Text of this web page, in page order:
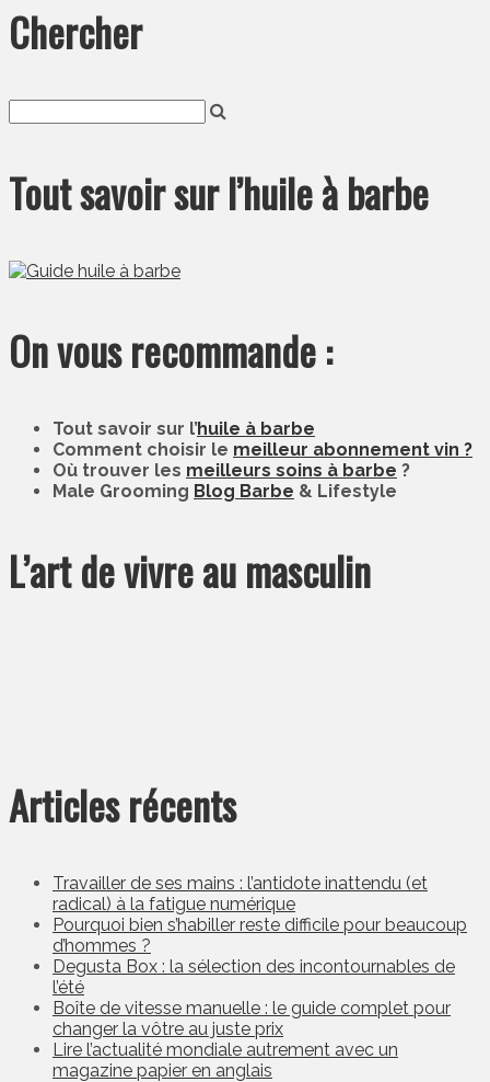
Chercher
Tout savoir sur l’huile à barbe
On vous recommande :
Tout savoir sur l’huile à barbe
Comment choisir le meilleur abonnement vin ?
Où trouver les meilleurs soins à barbe ?
Male Grooming Blog Barbe & Lifestyle
L’art de vivre au masculin
Articles récents
Travailler de ses mains : l’antidote inattendu (et
radical) à la fatigue numérique
Pourquoi bien s’habiller reste difficile pour beaucoup
d’hommes ?
Degusta Box : la sélection des incontournables de
l’été
Boîte de vitesse manuelle : le guide complet pour
changer la vôtre au juste prix
Lire l’actualité mondiale autrement avec un
magazine papier en anglais